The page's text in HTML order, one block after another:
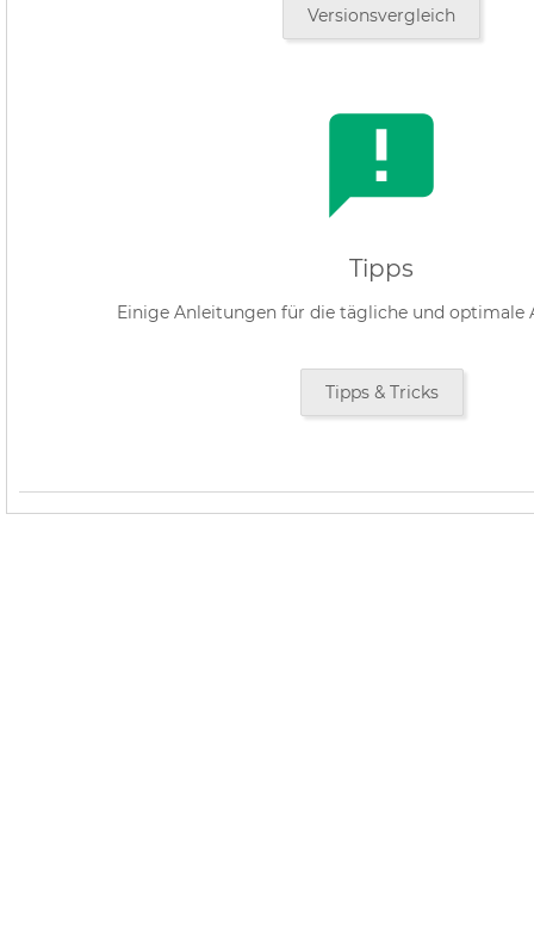
Versionsvergleich
Tipps
Einige Anleitungen für die tägliche und optimale
Tipps & Tricks